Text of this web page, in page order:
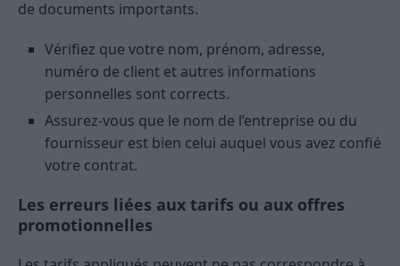
de documents importants.
Vérifiez que votre nom, prénom, adresse,
numéro de client et autres informations
personnelles sont corrects.
Assurez-vous que le nom de l’entreprise ou du
fournisseur est bien celui auquel vous avez confié
votre contrat.
Les erreurs liées aux tarifs ou aux offres
promotionnelles